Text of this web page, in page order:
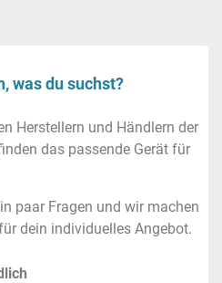
was du suchst?
Herstellern und Händlern der
das passende Gerät für
paar Fragen und wir machen
dein individuelles Angebot.